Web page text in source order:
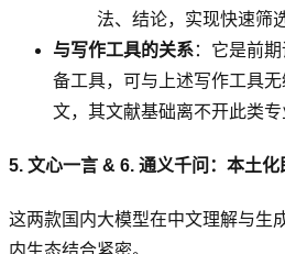
法、结论，实现快速筛
与写作工具的关系：它是前
备工具，可与上述写作工具
文，其文献基础离不开此类专
5. 文心一言 & 6. 通义千问：本土
这两款国内大模型在中文理解与生